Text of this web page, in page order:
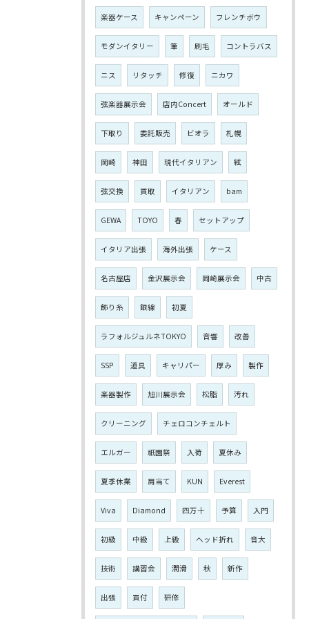
楽器ケース キャンペーン フレンチボウ
モダンイタリー 筆 刷毛 コントラバス
ニス リタッチ 修復 ニカワ
弦楽器展示会 店内Concert オールド
下取り 委託販売 ビオラ 札幌
岡崎 神田 現代イタリアン 絃
弦交換 買取 イタリアン bam
GEWA TOYO 春 セットアップ
イタリア出張 海外出張 ケース
名古屋店 金沢展示会 岡崎展示会 中古
飾り糸 銀線 初夏
ラフォルジュルネTOKYO 音響 改善
SSP 道具 キャリパー 厚み 製作
楽器製作 旭川展示会 松脂 汚れ
クリーニング チェロコンチェルト
エルガー 祇園祭 入荷 夏休み
夏季休業 肩当て KUN Everest
Viva Diamond 四万十 予算 入門
初級 中級 上級 ヘッド折れ 音大
技術 講習会 潤滑 秋 新作
出張 買付 研修